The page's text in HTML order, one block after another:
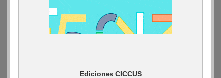
Ediciones CICCUS